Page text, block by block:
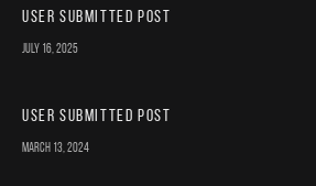
User Submitted Post
July 16, 2025
User Submitted Post
March 13, 2024